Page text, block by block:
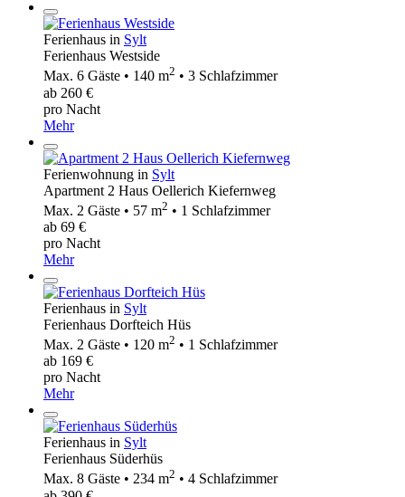
Ferienhaus in Sylt
Ferienhaus Westside
Max. 6 Gäste • 140 m2 • 3 Schlafzimmer
ab 260 €
pro Nacht
Mehr
Ferienwohnung in Sylt
Apartment 2 Haus Oellerich Kiefernweg
Max. 2 Gäste • 57 m2 • 1 Schlafzimmer
ab 69 €
pro Nacht
Mehr
Ferienhaus in Sylt
Ferienhaus Dorfteich Hüs
Max. 2 Gäste • 120 m2 • 1 Schlafzimmer
ab 169 €
pro Nacht
Mehr
Ferienhaus in Sylt
Ferienhaus Süderhüs
Max. 8 Gäste • 234 m2 • 4 Schlafzimmer